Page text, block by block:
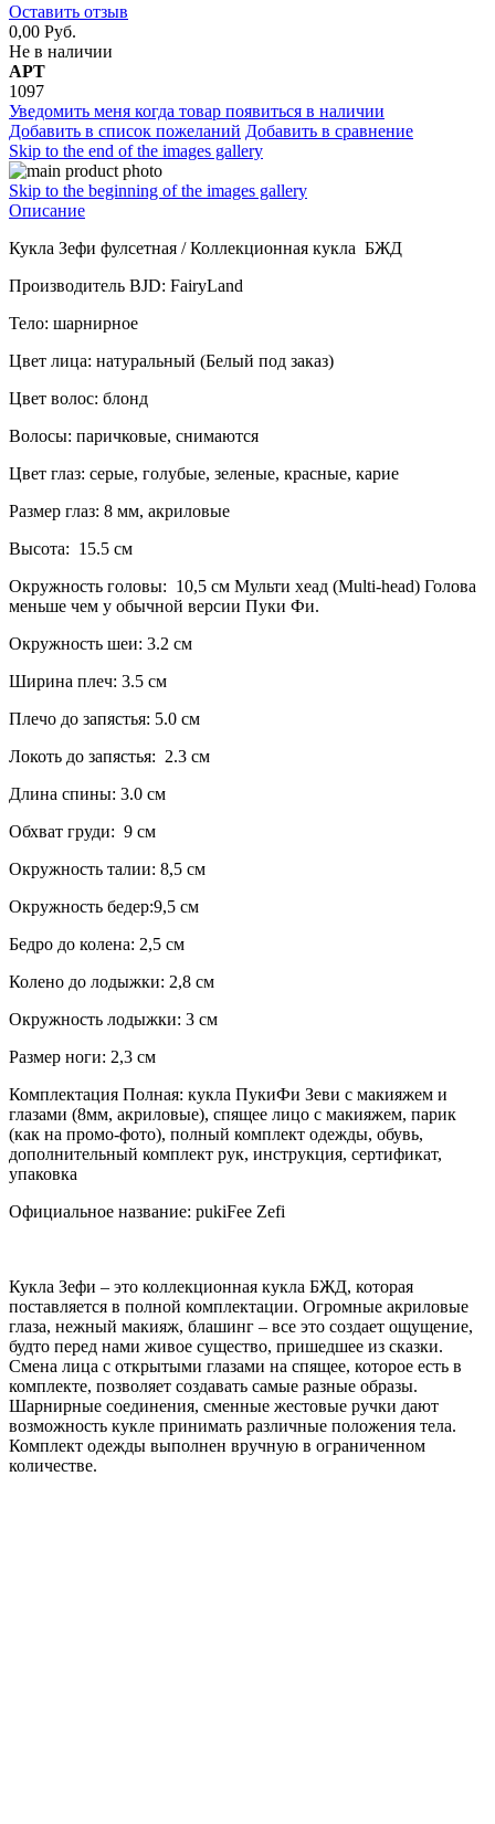
Оставить отзыв
0,00 Руб.
Не в наличии
АРТ
1097
Уведомить меня когда товар появиться в наличии
Добавить в список пожеланий Добавить в сравнение
Skip to the end of the images gallery
Skip to the beginning of the images gallery
Описание
Кукла Зефи фулсетная / Коллекционная кукла БЖД
Производитель BJD: FairyLand
Тело: шарнирное
Цвет лица: натуральный (Белый под заказ)
Цвет волос: блонд
Волосы: паричковые, снимаются
Цвет глаз: серые, голубые, зеленые, красные, карие
Размер глаз: 8 мм, акриловые
Высота: 15.5 см
Окружность головы: 10,5 см Мульти хеад (Multi-head) Голова
меньше чем у обычной версии Пуки Фи.
Окружность шеи: 3.2 см
Ширина плеч: 3.5 см
Плечо до запястья: 5.0 см
Локоть до запястья: 2.3 см
Длина спины: 3.0 см
Обхват груди: 9 см
Окружность талии: 8,5 см
Окружность бедер:9,5 см
Бедро до колена: 2,5 см
Колено до лодыжки: 2,8 см
Окружность лодыжки: 3 см
Размер ноги: 2,3 см
Комплектация Полная: кукла ПукиФи Зеви с макияжем и
глазами (8мм, акриловые), спящее лицо с макияжем, парик
(как на промо-фото), полный комплект одежды, обувь,
дополнительный комплект рук, инструкция, сертификат ,
упаковка
Официальное название: pukiFee Zefi
Кукла Зефи – это коллекционная кукла БЖД, которая
поставляется в полной комплектации. Огромные акриловые
глаза, нежный макияж, блашинг – все это создает ощущение,
будто перед нами живое существо, пришедшее из сказки.
Смена лица с открытыми глазами на спящее, которое есть в
комплекте, позволяет создавать самые разные образы.
Шарнирные соединения, сменные жестовые ручки дают
возможность кукле принимать различные положения тела.
Комплект одежды выполнен вручную в ограниченном
количестве.